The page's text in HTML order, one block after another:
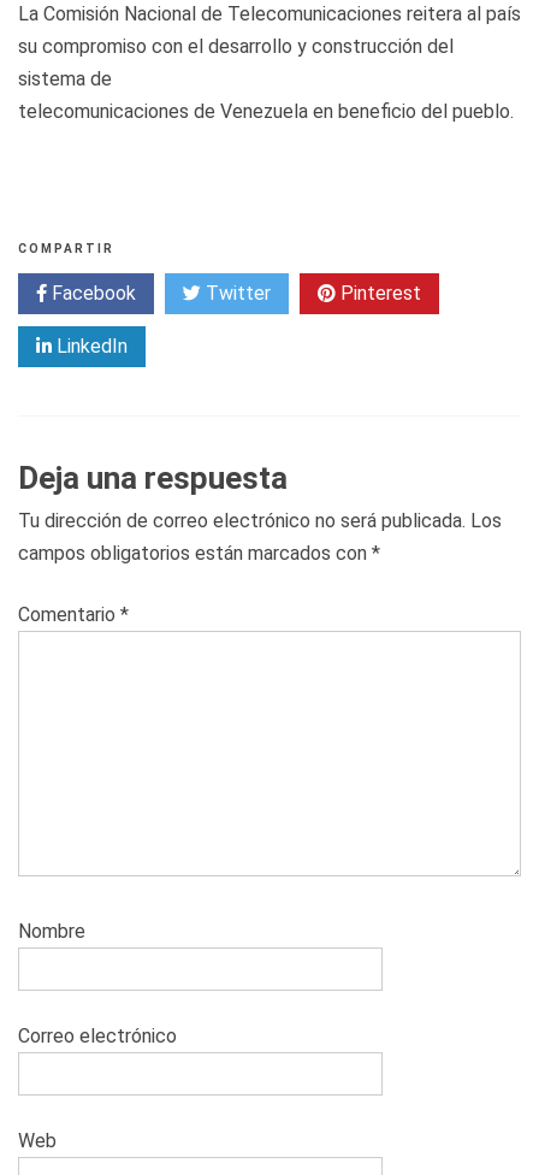
La Comisión Nacional de Telecomunicaciones reitera al país
su compromiso con el desarrollo y construcción del
sistema de
telecomunicaciones de Venezuela en beneficio del pueblo.
COMPARTIR
Facebook Twitter Pinterest
LinkedIn
Deja una respuesta
Tu dirección de correo electrónico no será publicada. Los
campos obligatorios están marcados con *
Comentario *
Nombre
Correo electrónico
Web